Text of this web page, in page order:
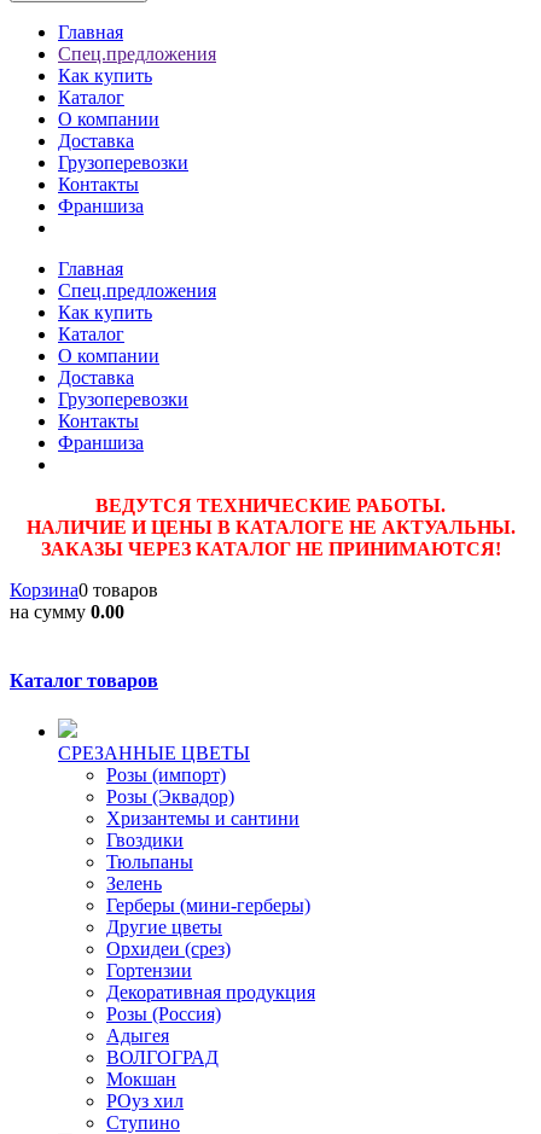
Главная
Спец.предложения
Как купить
Каталог
О компании
Доставка
Грузоперевозки
Контакты
Франшиза
Главная
Спец.предложения
Как купить
Каталог
О компании
Доставка
Грузоперевозки
Контакты
Франшиза
ВЕДУТСЯ ТЕХНИЧЕСКИЕ РАБОТЫ.
НАЛИЧИЕ И ЦЕНЫ В КАТАЛОГЕ НЕ АКТУАЛЬНЫ.
ЗАКАЗЫ ЧЕРЕЗ КАТАЛОГ НЕ ПРИНИМАЮТСЯ!
Корзина0 товаров
на сумму 0.00
Каталог товаров
CPЕЗАННЫЕ ЦВЕТЫ
Розы (импорт)
Розы (Эквадор)
Хризантемы и сантини
Гвоздики
Тюльпаны
Зелень
Герберы (мини-герберы)
Другие цветы
Орхидеи (срез)
Гортензии
Декоративная продукция
Розы (Россия)
Адыгея
ВОЛГОГРАД
Мокшан
РОуз хил
Ступино